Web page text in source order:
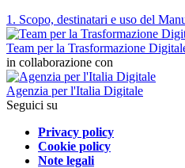
1. Scopo, destinatari e uso del
Team per la Trasformazione
in collaborazione con
Agenzia per l'Italia Digitale
Seguici su
Privacy policy
Cookie policy
Note legali